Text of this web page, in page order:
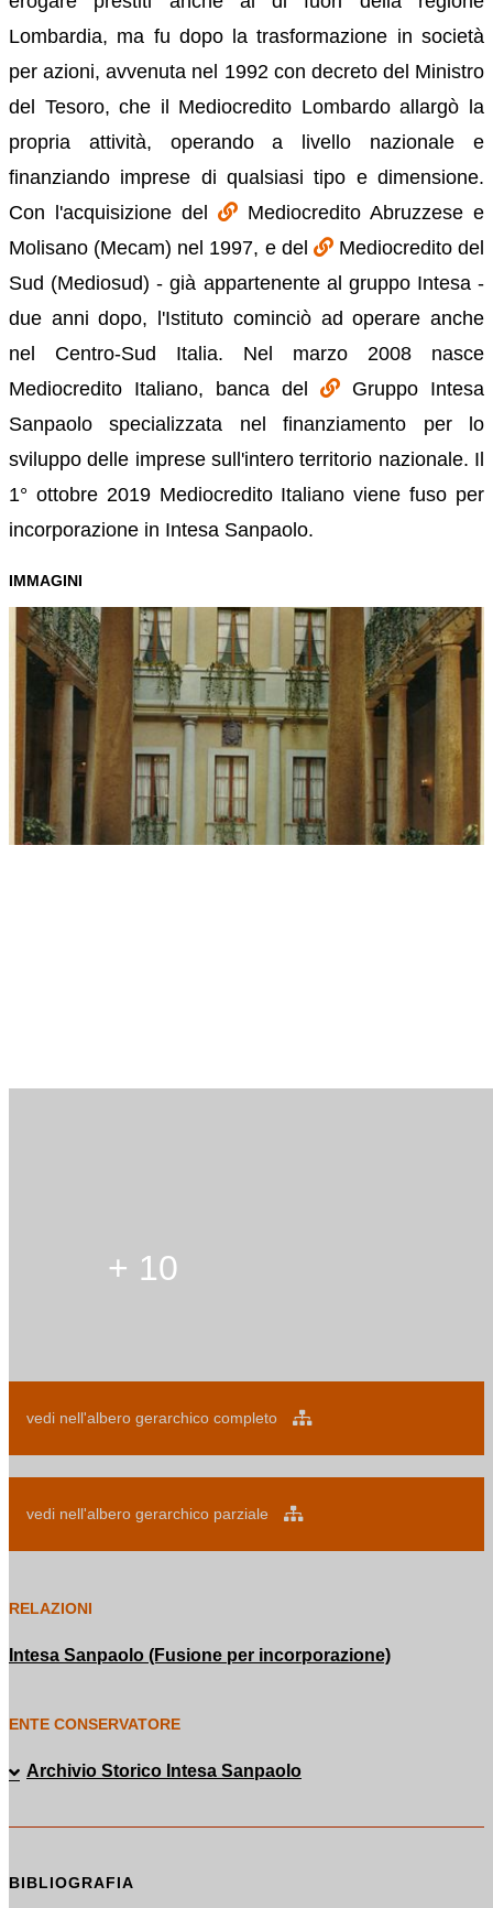
Lombardia, ma fu dopo la trasformazione in società
per azioni, avvenuta nel 1992 con decreto del Ministro
del Tesoro, che il Mediocredito Lombardo allargò la
propria attività, operando a livello nazionale e
finanziando imprese di qualsiasi tipo e dimensione.
Con l'acquisizione del
Mediocredito Abruzzese e
Molisano (Mecam) nel 1997, e del
Mediocredito del
Sud (Mediosud) - già appartenente al gruppo Intesa -
due anni dopo, l'Istituto cominciò ad operare anche
nel Centro-Sud Italia. Nel marzo 2008 nasce
Mediocredito Italiano, banca del
Gruppo Intesa
Sanpaolo specializzata nel finanziamento per lo
sviluppo delle imprese sull'intero territorio nazionale. Il
1° ottobre 2019 Mediocredito Italiano viene fuso per
incorporazione in Intesa Sanpaolo.
IMMAGINI
+ 10
vedi nell'albero gerarchico completo
vedi nell'albero gerarchico parziale
RELAZIONI
Intesa Sanpaolo (Fusione per incorporazione)
ENTE CONSERVATORE
Archivio Storico Intesa Sanpaolo
BIBLIOGRAFIA